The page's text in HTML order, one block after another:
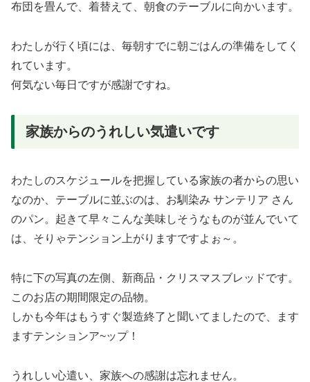
布団を畳んで、着替えて、朝食のテーブルに向かいます。
わたしが行く頃には、毎朝すでに朝ごはんの準備をしてく
れています。
何気ない毎日ですが感謝ですね。
家族からのうれしい気遣いです
わたしのスケジュールを把握している家族の者からの思い
なのか、テーブルに並ぶのは、お馴染み サンテリア さん
のパン。起きて早々こんな美味しそうなものが並んでいて
は、そりゃテンション上がりますですよぉ～。
特に下の写真の左側、新商品・クリスマスブレッドです。
このお店の期間限定の品物。
しかも今年はもうすぐ製造終了と聞いてましたので、ます
ますテンションア~ップ！
うれしい心遣い、家族への感謝は忘れません。